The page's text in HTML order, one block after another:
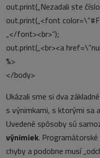
out.print(„Nezadali ste
out.print(„<font
„</font><br>“);
out.print(„<br><a
%>
</body>
Ukázali sme si dva
s výnimkami, s ktorými sa
Uvedené spôsoby sú
výnimiek.
chyby a podobne musí